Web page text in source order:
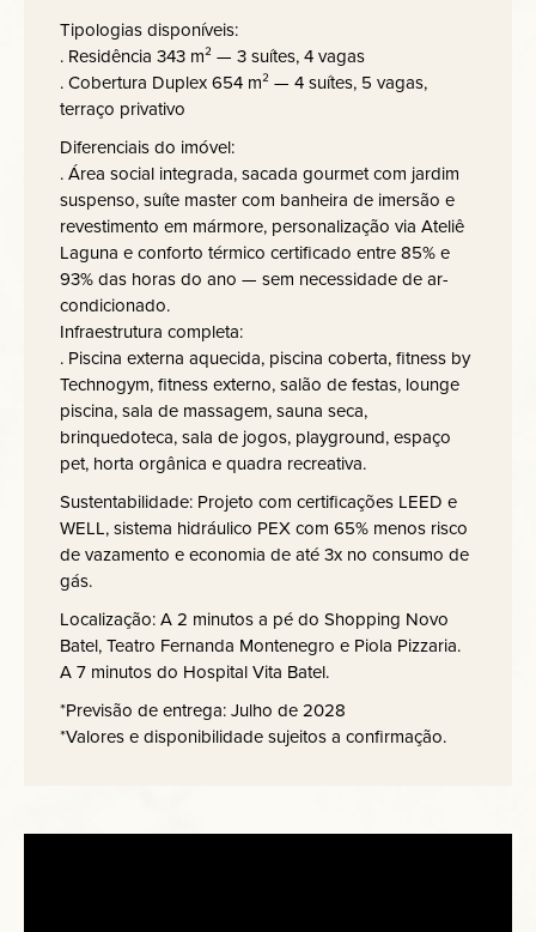
Tipologias disponíveis:
. Residência 343 m² — 3 suítes, 4 vagas
. Cobertura Duplex 654 m² — 4 suítes, 5 vagas,
terraço privativo
Diferenciais do imóvel:
. Área social integrada, sacada gourmet com jardim
suspenso, suíte master com banheira de imersão e
revestimento em mármore, personalização via Ateliê
Laguna e conforto térmico certificado entre 85% e
93% das horas do ano — sem necessidade de ar-
condicionado.
Infraestrutura completa:
. Piscina externa aquecida, piscina coberta, fitness by
Technogym, fitness externo, salão de festas, lounge
piscina, sala de massagem, sauna seca,
brinquedoteca, sala de jogos, playground, espaço
pet, horta orgânica e quadra recreativa.
Sustentabilidade: Projeto com certificações LEED e
WELL, sistema hidráulico PEX com 65% menos risco
de vazamento e economia de até 3x no consumo de
gás.
Localização: A 2 minutos a pé do Shopping Novo
Batel, Teatro Fernanda Montenegro e Piola Pizzaria.
A 7 minutos do Hospital Vita Batel.
*Previsão de entrega: Julho de 2028
*Valores e disponibilidade sujeitos a confirmação.